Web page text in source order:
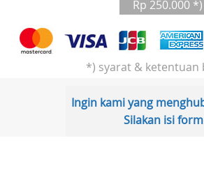
Rp 250.000 *)
*) syarat & ketentuan
Ingin kami yang
Silakan isi